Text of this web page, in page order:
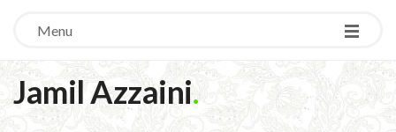
Menu
Jamil Azzaini.